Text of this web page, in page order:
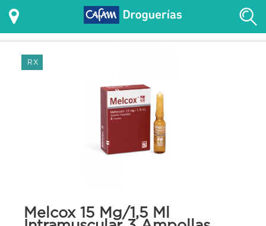
RX
Melcox 15 Mg/1,5 Ml